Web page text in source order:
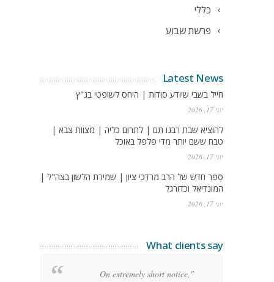
כללי
פרשת שבוע
Latest News
חייל בשבי שיודע סודות | היחס לשופטי בג"ץ
יוני 17, 2026
להוציא שבת רבנו תם | לתרום כליה | מצוות צבא |
טבח ששם יותר מדי פלפל באוכל
יוני 17, 2026
ספר חדש של הרב מרדכי ציון | שמירת הלשון בצה"ל |
המונדיאל וכדורגל
יוני 17, 2026
What clients say
"On extremely short notice,